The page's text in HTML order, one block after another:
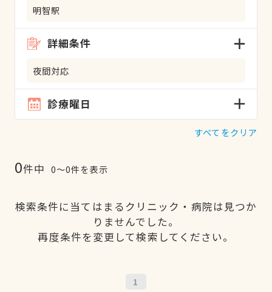
明智駅
詳細条件
夜間対応
診療曜日
すべてをクリア
0件中 0〜0件を表示
検索条件に当てはまるクリニック・病院は見つか
りませんでした。
再度条件を変更して検索してください。
1